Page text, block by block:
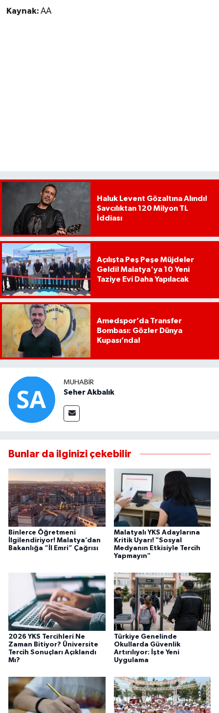
Kaynak: AA
Haluk Levent Gözaltına Alındı!
Savcılıktan 120 Milyon TL
İddiası
Açılışta Peş Peşe Müjdeler
Geldi! Malatya'ya 10 Yeni
Taziye Evi Daha Yapılacak
Amedspor’da Transfer
Bombası: Gözler Dünya
Kupası’nda!
MUHABIR
Seher Akbalık
Bunlar da ilginizi çekebilir
Binlerce Öğretmeni
İlgilendiriyor! Malatya’dan
Bakanlığa “İl Emri” Çağrısı
Malatyalı YKS Adaylarına
Kritik Uyarı! "Sosyal
Medyanın Etkisiyle Tercih
Yapmayın"
2026 YKS Tercihleri Ne
Zaman Bitiyor? Üniversite
Tercih Sonuçları Açıklandı
Mı?
Türkiye Genelinde
Okullarda Güvenlik
Artırılıyor: İşte Yeni
Uygulama